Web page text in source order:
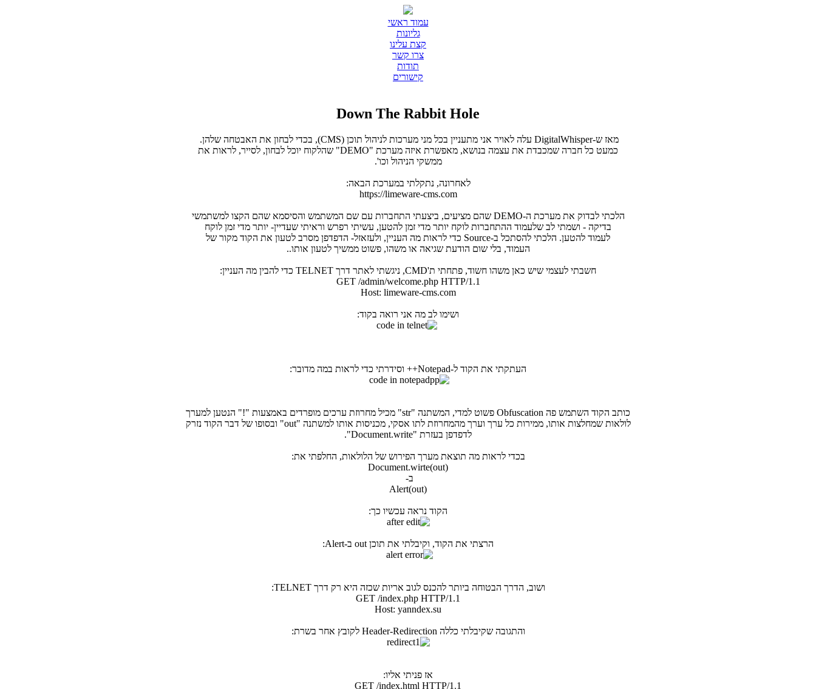
עמוד ראשי
גליונות
קצת עלינו
צרו קשר
תודות
קישורים
Down The Rabbit Hole
מאז ש-DigitalWhisper עלה לאויר אני מתעניין בכל מני מערכות לניהול תוכן (CMS), בכדי לבחון את האבטחה שלהן.
כמעט כל חברה שמכבדת את עצמה בנושא, מאפשרת איזה מערכת "DEMO" שהלקוח יוכל לבחון, לסייר, לראות את
ממשקי הניהול וכו'.
לאחרונה, נתקלתי במערכת הבאה:
https://limeware-cms.com
הלכתי לבדוק את מערכת ה-DEMO שהם מציעים, ביצעתי התחברות עם שם המשתמש והסיסמא שהם הקצו למשתמשי
בדיקה - ושמתי לב שלעמוד ההתחברות לוקח יותר מדי זמן להטען, עשיתי רפרש וראיתי שעדיין- יותר מדי זמן לוקח
לעמוד להטען. הלכתי להסתכל ב-Source כדי לראות מה העניין, ולעזאזל- הדפדפן מסרב לטעון את הקוד מקור של
העמוד, בלי שום הודעת שגיאה או משהו, פשוט ממשיך לטעון אותו..
חשבתי לעצמי שיש כאן משהו חשוד, פתחתי ת'CMD, ניגשתי לאתר דרך TELNET כדי להבין מה העניין:
GET /admin/welcome.php HTTP/1.1
Host: limeware-cms.com
ושימו לב מה אני רואה בקוד:
העתקתי את הקוד ל-Notepad++ וסידרתי כדי לראות במה מדובר:
כותב הקוד השתמש פה Obfuscation פשוט למדי, המשתנה "str" מכיל מחרוזת ערכים מופרדים באמצעות "!" הנטען למערך
לולאות שמחלצות אותו, ממירות כל ערך וערך מהמחרוזת לתו אסקי, מכניסות אותו למשתנה "out" ובסופו של דבר הקוד נזרק
לדפדפן בעזרת "Document.write".
בכדי לראות מה תוצאת מערך הפירוש של הלולאות, החלפתי את:
Document.wirte(out)
ב-
Alert(out)
הקוד נראה עכשיו כך:
הרצתי את הקוד, וקיבלתי את תוכן out ב-Alert:
ושוב, הדרך הבטוחה ביותר להכנס לגוב אריות שכזה היא רק דרך TELNET:
GET /index.php HTTP/1.1
Host: yanndex.su
והתגובה שקיבלתי כללה Header-Redirection לקובץ אחר בשרת:
אז פניתי אליו:
GET /index.html HTTP/1.1